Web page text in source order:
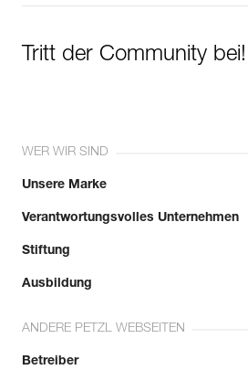
Tritt der Community bei!
WER WIR SIND
Unsere Marke
Verantwortungsvolles Unternehmen
Stiftung
Ausbildung
ANDERE PETZL WEBSEITEN
Betreiber